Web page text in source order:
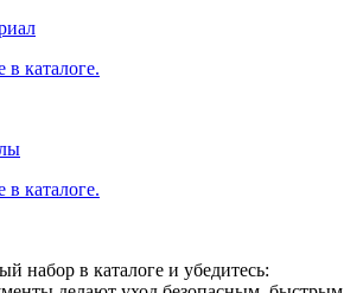
каталоге.
каталоге.
набор в каталоге и убедитесь: